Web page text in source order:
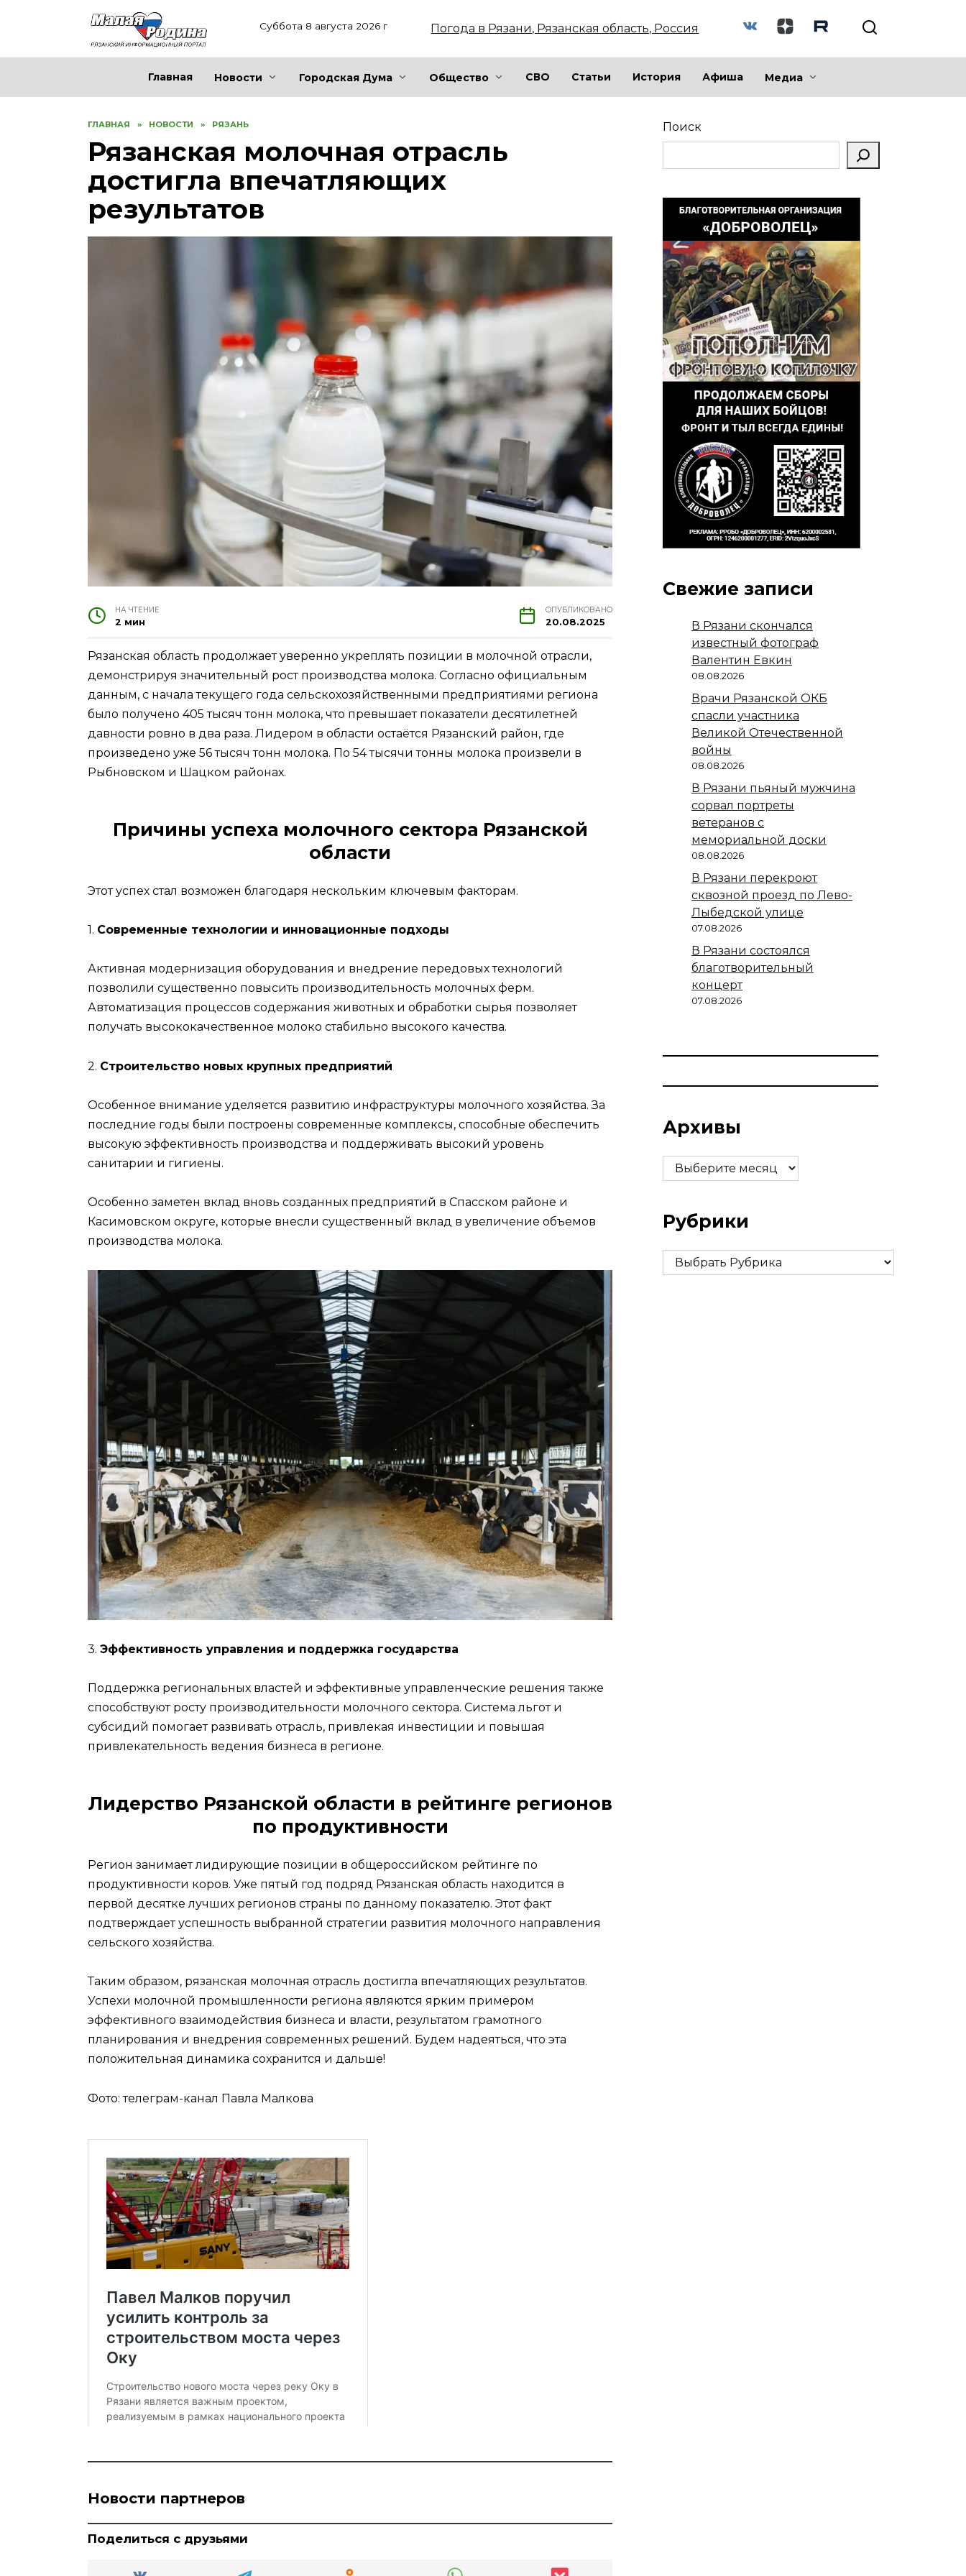
Суббота 8 августа 2026 г Погода в Рязани, Рязанская область, Россия
Главная Новости Городская Дума Общество СВО Статьи История Афиша Медиа
ГЛАВНАЯ » НОВОСТИ » РЯЗАНЬ
Рязанская молочная отрасль
достигла впечатляющих
результатов
НА ЧТЕНИЕ
2 мин
ОПУБЛИКОВАНО
20.08.2025
Рязанская область продолжает уверенно укреплять позиции в молочной отрасли,
демонстрируя значительный рост производства молока. Согласно официальным
данным, с начала текущего года сельскохозяйственными предприятиями региона
было получено 405 тысяч тонн молока, что превышает показатели десятилетней
давности ровно в два раза. Лидером в области остаётся Рязанский район, где
произведено уже 56 тысяч тонн молока. По 54 тысячи тонны молока произвели в
Рыбновском и Шацком районах.
Причины успеха молочного сектора Рязанской
области
Этот успех стал возможен благодаря нескольким ключевым факторам.
1. Современные технологии и инновационные подходы
Активная модернизация оборудования и внедрение передовых технологий
позволили существенно повысить производительность молочных ферм.
Автоматизация процессов содержания животных и обработки сырья позволяет
получать высококачественное молоко стабильно высокого качества.
2. Строительство новых крупных предприятий
Особенное внимание уделяется развитию инфраструктуры молочного хозяйства. За
последние годы были построены современные комплексы, способные обеспечить
высокую эффективность производства и поддерживать высокий уровень
санитарии и гигиены.
Особенно заметен вклад вновь созданных предприятий в Спасском районе и
Касимовском округе, которые внесли существенный вклад в увеличение объемов
производства молока.
3. Эффективность управления и поддержка государства
Поддержка региональных властей и эффективные управленческие решения также
способствуют росту производительности молочного сектора. Система льгот и
субсидий помогает развивать отрасль, привлекая инвестиции и повышая
привлекательность ведения бизнеса в регионе.
Лидерство Рязанской области в рейтинге регионов
по продуктивности
Регион занимает лидирующие позиции в общероссийском рейтинге по
продуктивности коров. Уже пятый год подряд Рязанская область находится в
первой десятке лучших регионов страны по данному показателю. Этот факт
подтверждает успешность выбранной стратегии развития молочного направления
сельского хозяйства.
Таким образом, рязанская молочная отрасль достигла впечатляющих результатов.
Успехи молочной промышленности региона являются ярким примером
эффективного взаимодействия бизнеса и власти, результатом грамотного
планирования и внедрения современных решений. Будем надеяться, что эта
положительная динамика сохранится и дальше!
Фото: телеграм-канал Павла Малкова
Новости партнеров
Поделиться с друзьями
Поиск
Свежие записи
В Рязани скончался
известный фотограф
Валентин Евкин
08.08.2026
Врачи Рязанской ОКБ
спасли участника
Великой Отечественной
войны
08.08.2026
В Рязани пьяный мужчина
сорвал портреты
ветеранов с
мемориальной доски
08.08.2026
В Рязани перекроют
сквозной проезд по Лево-
Лыбедской улице
07.08.2026
В Рязани состоялся
благотворительный
концерт
07.08.2026
Архивы
Архивы
Рубрики
Рубрики